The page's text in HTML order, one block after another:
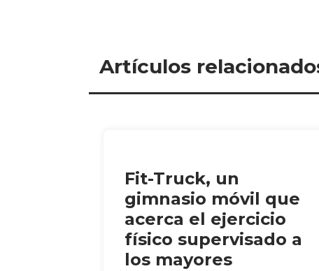
Artículos
Fit-Truck, un
gimnasio móvil que
acerca el ejercicio
físico supervisado a
los mayores